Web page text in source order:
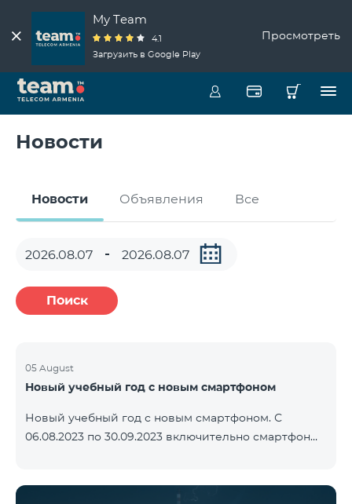
My Team
4.1
Загрузить в Google Play
Просмотреть
Новости
Новости Объявления Все
Поиск
05 August
Новый учебный год с новым смартфоном
Новый учебный год с новым смартфоном. С
06.08.2023 по 30.09.2023 включительно смартфон
Light и специальным тарифным планом TeamTok -